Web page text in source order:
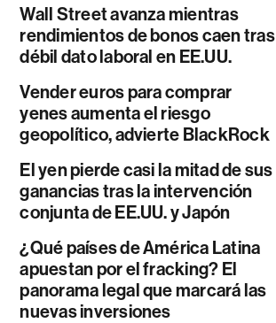
Wall Street avanza mientras
rendimientos de bonos caen tras
débil dato laboral en EE.UU.
Vender euros para comprar
yenes aumenta el riesgo
geopolítico, advierte BlackRock
El yen pierde casi la mitad de sus
ganancias tras la intervención
conjunta de EE.UU. y Japón
¿Qué países de América Latina
apuestan por el fracking? El
panorama legal que marcará las
nuevas inversiones